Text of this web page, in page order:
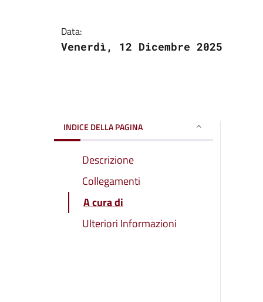
Data:
Venerdì, 12 Dicembre 2025
INDICE DELLA PAGINA
Descrizione
Collegamenti
A cura di
Ulteriori Informazioni